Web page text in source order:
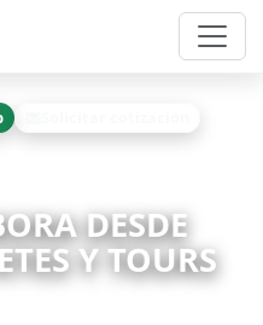
DESDE
Y TOURS